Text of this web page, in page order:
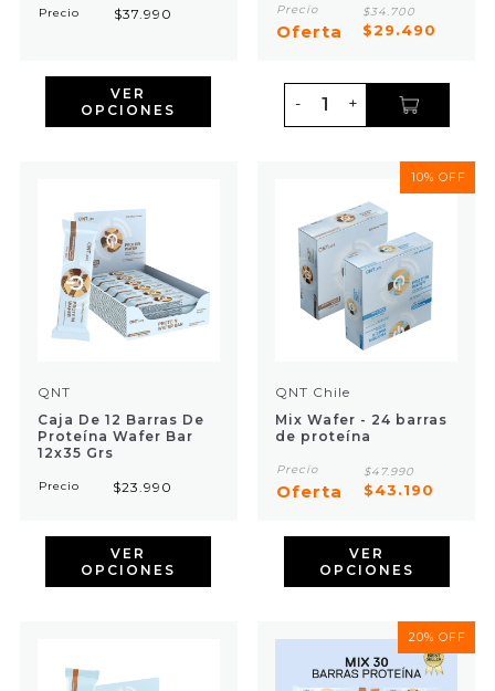
Precio $37.990
VER
OPCIONES
Precio $34.700
Oferta $29.490
+
-
QNT
Caja De 12 Barras De
Proteína Wafer Bar
12x35 Grs
Precio $23.990
VER
OPCIONES
10% OFF
QNT Chile
Mix Wafer - 24 barras
de proteína
Precio $47.990
Oferta $43.190
VER
OPCIONES
20% OFF